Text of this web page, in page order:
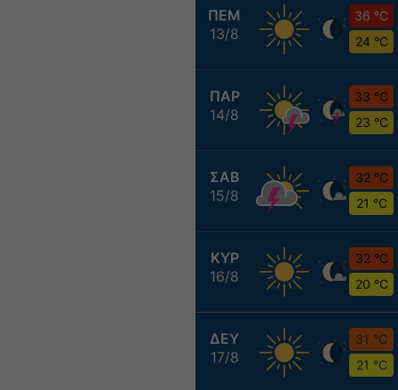
ΠΕΜ
13/8
36 °C
24 °C
ΠΑΡ
14/8
33 °C
23 °C
ΣΑΒ
15/8
32 °C
21 °C
ΚΥΡ
16/8
32 °C
20 °C
ΔΕΥ
17/8
31 °C
21 °C